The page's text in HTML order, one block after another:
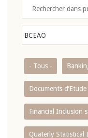
- Tous -
Documents
Financial Inclusion
Quaterly Statistical